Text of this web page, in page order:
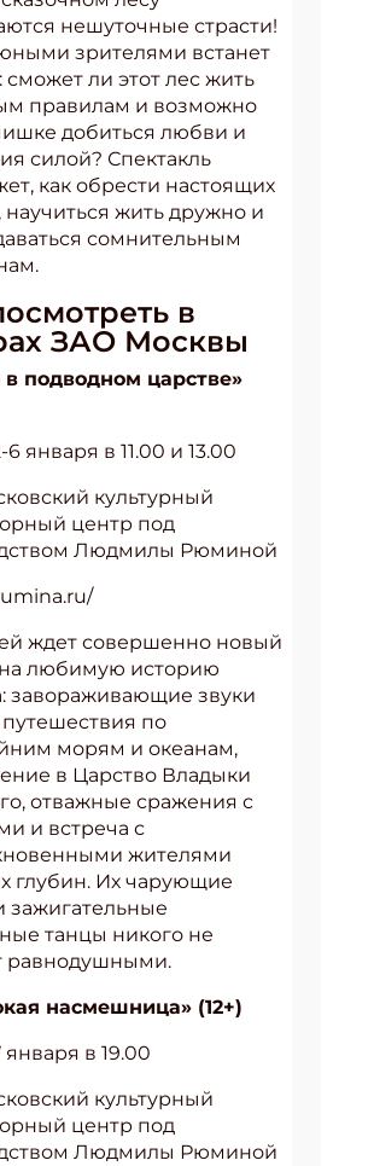
нешуточные страсти!
зрителями встанет
сможет ли этот лес жить
правилам и возможно
добиться любви и
силой? Спектакль
как обрести настоящих
научиться жить дружно и
сомнительным
в
ЗАО Москвы
в подводном царстве»
6 января в 11.00 и 13.00
культурный
центр под
Людмилы Рюминой
ждет совершенно новый
на любимую историю
завораживающие звуки
путешествия по
морям и океанам,
в Царство Владыки
отважные сражения с
и встреча с
жителями
глубин. Их чарующие
зажигательные
танцы никого не
равнодушными.
насмешница» (12+)
января в 19.00
культурный
центр под
Людмилы Рюминой